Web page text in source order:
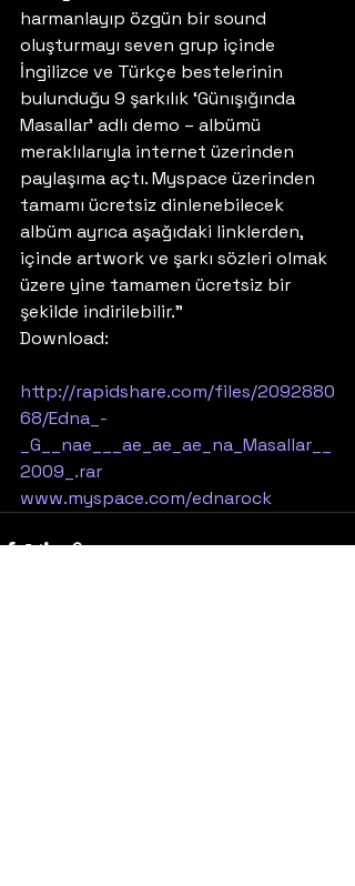
harmanlayıp özgün bir sound
oluşturmayı seven grup içinde
İngilizce ve Türkçe bestelerinin
bulunduğu 9 şarkılık ‘Günışığında
Masallar’ adlı demo – albümü
meraklılarıyla internet üzerinden
paylaşıma açtı. Myspace üzerinden
tamamı ücretsiz dinlenebilecek
albüm ayrıca aşağıdaki linklerden,
içinde artwork ve şarkı sözleri olmak
üzere yine tamamen ücretsiz bir
şekilde indirilebilir.”
Download:
http://rapidshare.com/files/2092880
68/Edna_-
_G__nae___ae_ae_ae_na_Masallar__
2009_.rar
www.myspace.com/ednarock